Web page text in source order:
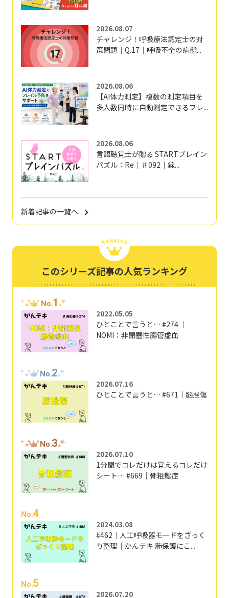
2026.08.07
チャレンジ！呼吸療法認定士の対
策問題｜Q.17｜呼吸不全の病態...
2026.08.06
【AI体力測定】複数の測定項目を
多人数同時に自動測定できるフレ...
2026.08.06
言語聴覚士が贈る STARTブレイン
パズル：Re｜＃092｜線...
新着記事の一覧へ
このシリーズ記事の人気ランキング
No.1
2022.05.05
ひとことで言うと… #274 ｜
NOMI：非閉塞性腸管虚血
No.2
2026.07.16
ひとことで言うと… #671｜脳挫傷
No.3
2026.07.10
1分間でコレだけは覚えるコレだけ
シート… #669｜骨粗鬆症
No.4
2024.03.08
#462｜人工呼吸器モードをざっく
り整理｜かんテキ 肺保護にこ...
No.5
2026.07.20